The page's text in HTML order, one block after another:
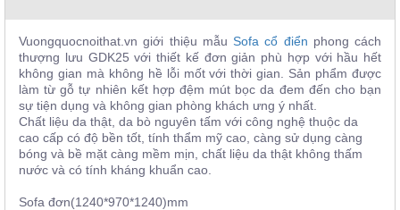
Nhà
Hàng
Thất
Hàng
Vuongquocnoithat.vn giới thiệu mẫu Sofa cổ điển phong cách
thượng lưu GDK25 với thiết kế đơn giản phù hợp với hầu hết
không gian mà không hề lỗi mốt với thời gian. Sản phẩm được
làm từ gỗ tự nhiên kết hợp đệm mút bọc da đem đến cho bạn
sự tiện dụng và không gian phòng khách ưng ý nhất.
Chất liệu da thật, da bò nguyên tấm với công nghệ thuộc da
cao cấp có độ bền tốt, tính thẩm mỹ cao, càng sử dụng càng
bóng và bề mặt càng mềm mịn, chất liệu da thật không thấm
nước và có tính kháng khuẩn cao.
Sofa đơn(1240*970*1240)mm